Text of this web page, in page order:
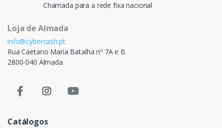
Chamada para a rede fixa nacional
Loja de Almada
info@cybercash.pt
Rua Caetano Maria Batalha nº 7A e B
2800-040 Almada
Catálogos